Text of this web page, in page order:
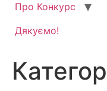
Про Конкурс
Дякуємо!